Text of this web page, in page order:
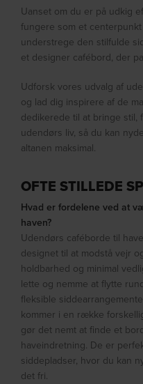
Uanset om du er på udkig
fungere som et
understrege den stilfulde
et designer cafébord, der
Udforsk vores udvalg af
og lad dig inspirere af de
dedikerede til at bringe stil,
udendørs liv, så du kan
altanen maksimal.
OFTE STILLEDE
Hvad er fordelene ved at
haven?
Udendørs caféborde til
designet til at modstå vejr
holdbarhed og minimal
lette og nemme at flytte
fleksible
kommer i en række
gør det nemt at finde et
haveindretning. De er
siddepladser, hvor du kan
det fri.